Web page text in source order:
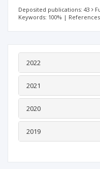
Deposited publications: 43
Keywords: 100% |
2022
2021
2020
2019